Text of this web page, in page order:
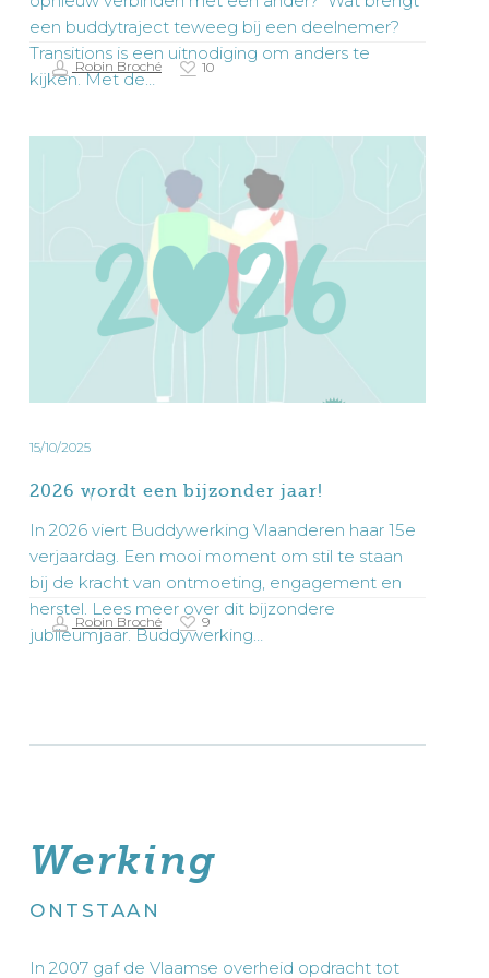
een buddytraject teweeg bij een deelnemer?
Transitions is een uitnodiging om anders te
kijken. Met de…
Robin Broché 10
15/10/2025
2026 wordt een bijzonder jaar!
In 2026 viert Buddywerking Vlaanderen haar 15e
verjaardag. Een mooi moment om stil te staan
bij de kracht van ontmoeting, engagement en
herstel. Lees meer over dit bijzondere
jubileumjaar. Buddywerking…
Robin Broché 9
Werking
ONTSTAAN
In 2007 gaf de Vlaamse overheid opdracht tot